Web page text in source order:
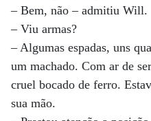
– Bem, não – admitiu Will.
– Viu armas?
– Algumas espadas, uns
um machado. Com ar de
cruel bocado de ferro.
sua mão.